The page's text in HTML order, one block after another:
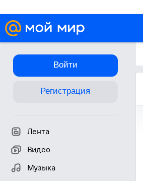
Войти
Регистрация
Лента
Видео
Музыка